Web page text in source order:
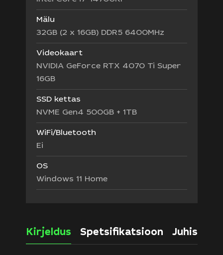
Mälu
32GB (2 x 16GB) DDR5 6400MHz
Videokaart
NVIDIA GeForce RTX 4070 Ti Super
16GB
SSD kettas
NVME Gen4 500GB + 1TB
WiFi/Bluetooth
Ei
OS
Windows 11 Home
Kirjeldus Spetsifikatsioon Juhised